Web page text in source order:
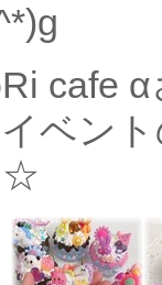
cafe
ベン
☆